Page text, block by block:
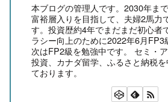
本ブログの管理人です。2030年ま
富裕層入りを目指して、夫婦2馬力
す。投資歴約4年でまだまだ初心者
ラシー向上のために2022年6月FP3
次はFP2級を勉強中です。 セミ・ア
投資、カナダ留学、ふるさと納税
ております。